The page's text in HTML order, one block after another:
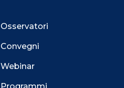
Osservatori
Convegni
Webinar